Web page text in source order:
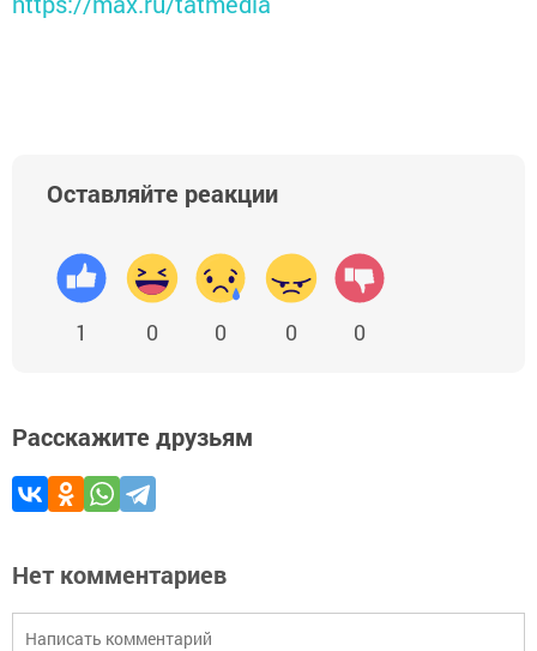
Оставляйте реакции
1 0 0 0 0
Расскажите друзьям
Нет комментариев